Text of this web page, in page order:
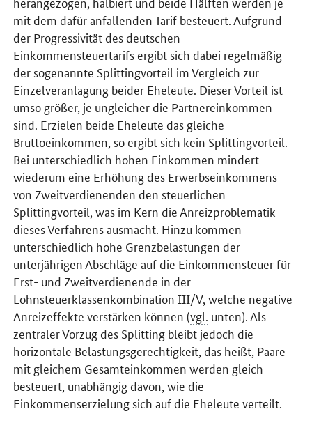
mit dem dafür anfallenden Tarif besteuert. Aufgrund
der Progressivität des deutschen
Einkommensteuertarifs ergibt sich dabei regelmäßig
der sogenannte Splittingvorteil im Vergleich zur
Einzelveranlagung beider Eheleute. Dieser Vorteil ist
umso größer, je ungleicher die Partnereinkommen
sind. Erzielen beide Eheleute das gleiche
Bruttoeinkommen, so ergibt sich kein Splittingvorteil.
Bei unterschiedlich hohen Einkommen mindert
wiederum eine Erhöhung des Erwerbseinkommens
von Zweitverdienenden den steuerlichen
Splittingvorteil, was im Kern die Anreizproblematik
dieses Verfahrens ausmacht. Hinzu kommen
unterschiedlich hohe Grenzbelastungen der
unterjährigen Abschläge auf die Einkommensteuer für
Erst- und Zweitverdienende in der
Lohnsteuerklassenkombination III/V, welche negative
Anreizeffekte verstärken können (vgl. unten). Als
zentraler Vorzug des Splitting bleibt jedoch die
horizontale Belastungsgerechtigkeit, das heißt, Paare
mit gleichem Gesamteinkommen werden gleich
besteuert, unabhängig davon, wie die
Einkommenserzielung sich auf die Eheleute verteilt.